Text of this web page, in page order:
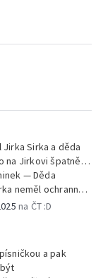
Sirka a děda
na Jirkovi špatně…
— Děda
neměl ochranné
pro
na ČT :D
a pak